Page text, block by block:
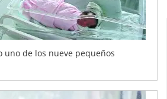
uno de los nueve pequeños